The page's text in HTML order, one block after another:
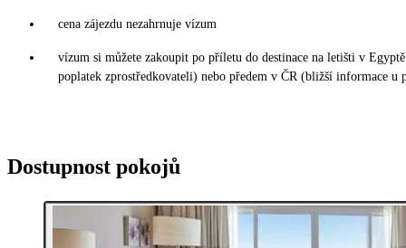
cena zájezdu nezahrnuje vízum
vízum si můžete zakoupit po příletu do destinace na letišti v
poplatek zprostředkovateli) nebo předem v ČR (bližší informace u
Dostupnost pokojů